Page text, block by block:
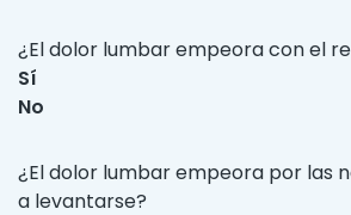
¿El dolor lumbar empeora con el
Sí
No
¿El dolor lumbar empeora por las
a levantarse?